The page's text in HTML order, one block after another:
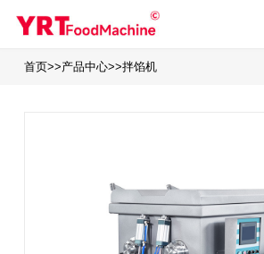
首页>>产品中心>>拌馅机